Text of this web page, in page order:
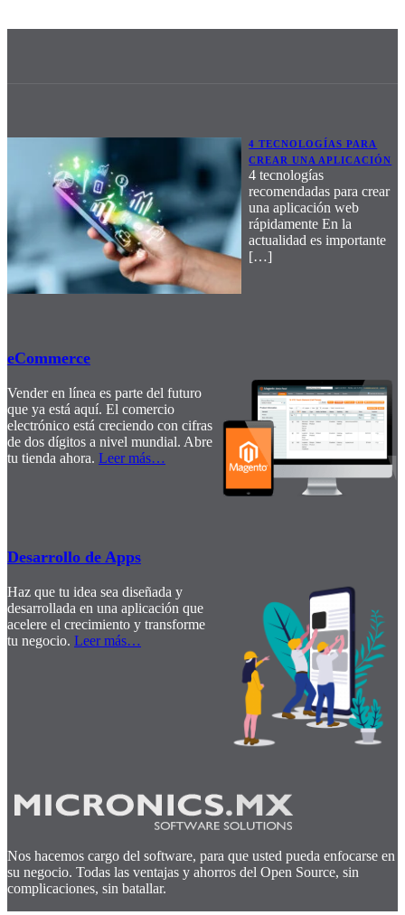
4 TECNOLOGÍAS PARA
CREAR UNA APLICACIÓN
4 tecnologías
recomendadas para crear
una aplicación web
rápidamente En la
actualidad es importante
[…]
eCommerce
Vender en línea es parte del futuro
que ya está aquí. El comercio
electrónico está creciendo con cifras
de dos dígitos a nivel mundial. Abre
tu tienda ahora. Leer más…
Desarrollo de Apps
Haz que tu idea sea diseñada y
desarrollada en una aplicación que
acelere el crecimiento y transforme
tu negocio. Leer más…
Nos hacemos cargo del software, para que usted pueda enfocarse en
su negocio. Todas las ventajas y ahorros del Open Source, sin
complicaciones, sin batallar.